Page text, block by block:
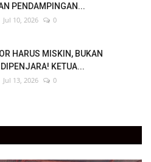
PENDAMPINGAN...
Jul 10, 2026 0
HARUS MISKIN, BUKAN
KETUA...
Jul 13, 2026 0